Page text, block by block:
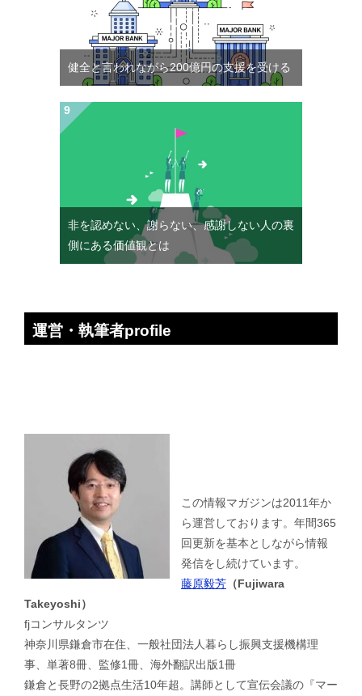
健全と言われながら200億円の支援を受ける
非を認めない、謝らない、感謝しない人の裏
側にある価値観とは
運営・執筆者profile
この情報マガジンは2011年か
ら運営しております。年間365
回更新を基本としながら情報
発信をし続けています。
藤原毅芳 （Fujiwara
Takeyoshi）
fjコンサルタンツ
神奈川県鎌倉市在住、一般社団法人暮らし振興支援機構理
事、単著8冊、監修1冊、海外翻訳出版1冊
鎌倉と長野の2拠点生活10年超。講師として宣伝会議の『マー